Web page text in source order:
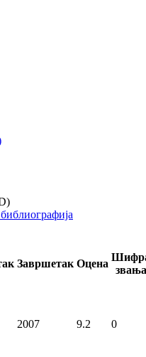
Завршетак Оцена
звања
2007 9.2 0